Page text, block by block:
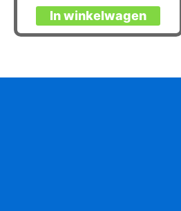
In winkelwagen
Dit